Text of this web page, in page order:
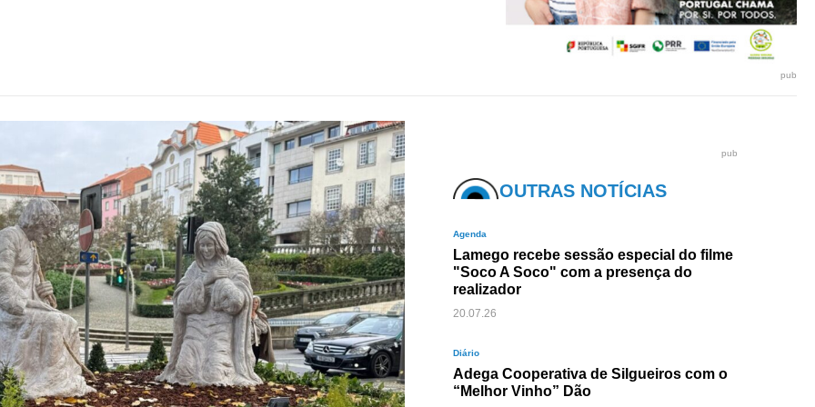
pub
pub
OUTRAS NOTÍCIAS
Agenda
Lamego recebe sessão especial do filme
"Soco A Soco" com a presença do
realizador
20.07.26
Diário
Adega Cooperativa de Silgueiros com o
“Melhor Vinho” Dão